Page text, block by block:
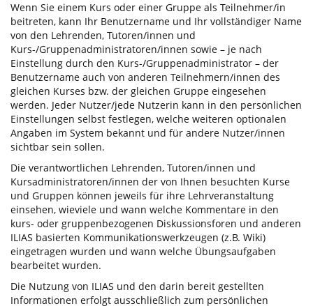
Wenn Sie einem Kurs oder einer Gruppe als Teilnehmer/in
beitreten, kann Ihr Benutzername und Ihr vollständiger Name
von den Lehrenden, Tutoren/innen und
Kurs-/Gruppenadministratoren/innen sowie – je nach
Einstellung durch den Kurs-/Gruppenadministrator – der
Benutzername auch von anderen Teilnehmern/innen des
gleichen Kurses bzw. der gleichen Gruppe eingesehen
werden. Jeder Nutzer/jede Nutzerin kann in den persönlichen
Einstellungen selbst festlegen, welche weiteren optionalen
Angaben im System bekannt und für andere Nutzer/innen
sichtbar sein sollen.
Die verantwortlichen Lehrenden, Tutoren/innen und
Kursadministratoren/innen der von Ihnen besuchten Kurse
und Gruppen können jeweils für ihre Lehrveranstaltung
einsehen, wieviele und wann welche Kommentare in den
kurs- oder gruppenbezogenen Diskussionsforen und anderen
ILIAS basierten Kommunikationswerkzeugen (z.B. Wiki)
eingetragen wurden und wann welche Übungsaufgaben
bearbeitet wurden.
Die Nutzung von ILIAS und den darin bereit gestellten
Informationen erfolgt ausschließlich zum persönlichen